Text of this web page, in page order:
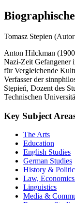
Tomasz Stepien
Anton Hilckman
Nazi-Zeit Gefangener
für Vergleichende
Verfasser der
Stępień, Dozent des
Technischen
Key Subject
The Arts
Education
English Studies
German Studies
History &
Law,
Linguistics
Media &